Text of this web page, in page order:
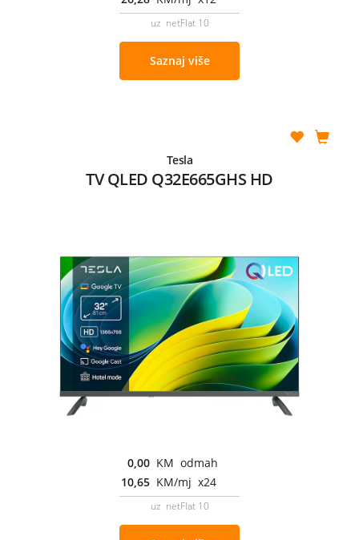
uz netFlat 10
Saznaj više
Tesla
TV QLED Q32E665GHS HD
0,00 KM odmah
10,65 KM/mj x24
uz netFlat 10